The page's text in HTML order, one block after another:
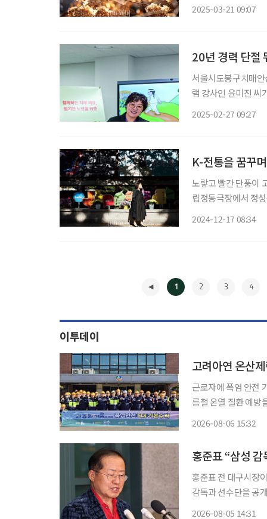
2025-03-21 09:07
20년 경력 단절
서울시도봉구치매
램 강사인 윤미진 씨
2025-02-27 09:27
K-전통을 꿈꾸
노랗고 빨간 단풍이
립정동극장에서 정성숙
2024-12-17 08:34
1 2 3 4
이투데이
고려아연 온산
근로자에 폭염 안전 기본수칙 안내 고려아연 온산제련
름철 온열 질환 예방을 위
2026-08-06 15:32
홍준표 “삼성
홍준표 전 대구시장
감독과 선수단을 공개적으로 비판했다. 홍 전
2026-08-05 14:31